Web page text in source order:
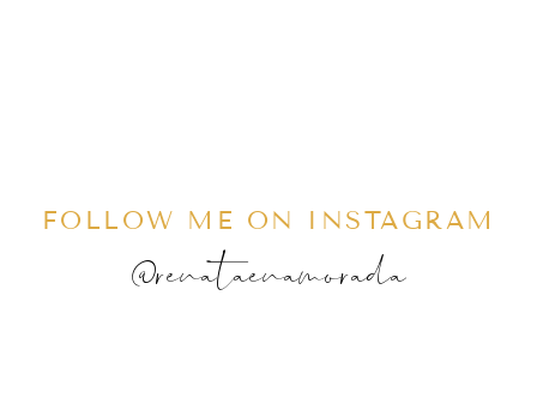
FOLLOW ME ON INSTAGRAM
@renataenamorada